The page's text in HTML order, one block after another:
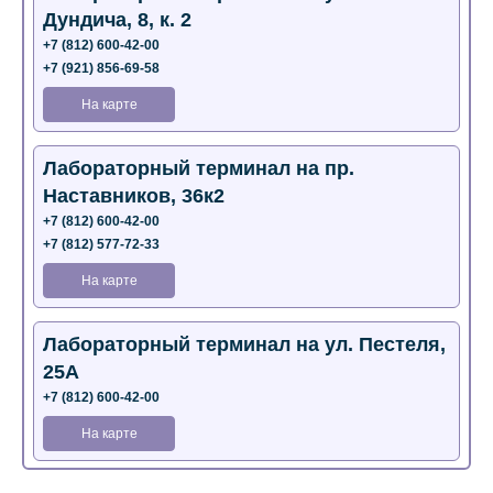
Дундича, 8, к. 2
+7 (812) 600-42-00
+7 (921) 856-69-58
На карте
Лабораторный терминал на пр.
Наставников, 36к2
+7 (812) 600-42-00
+7 (812) 577-72-33
На карте
Лабораторный терминал на ул. Пестеля,
25А
+7 (812) 600-42-00
На карте